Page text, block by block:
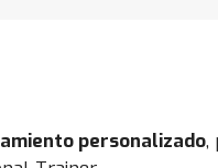
personalizado,